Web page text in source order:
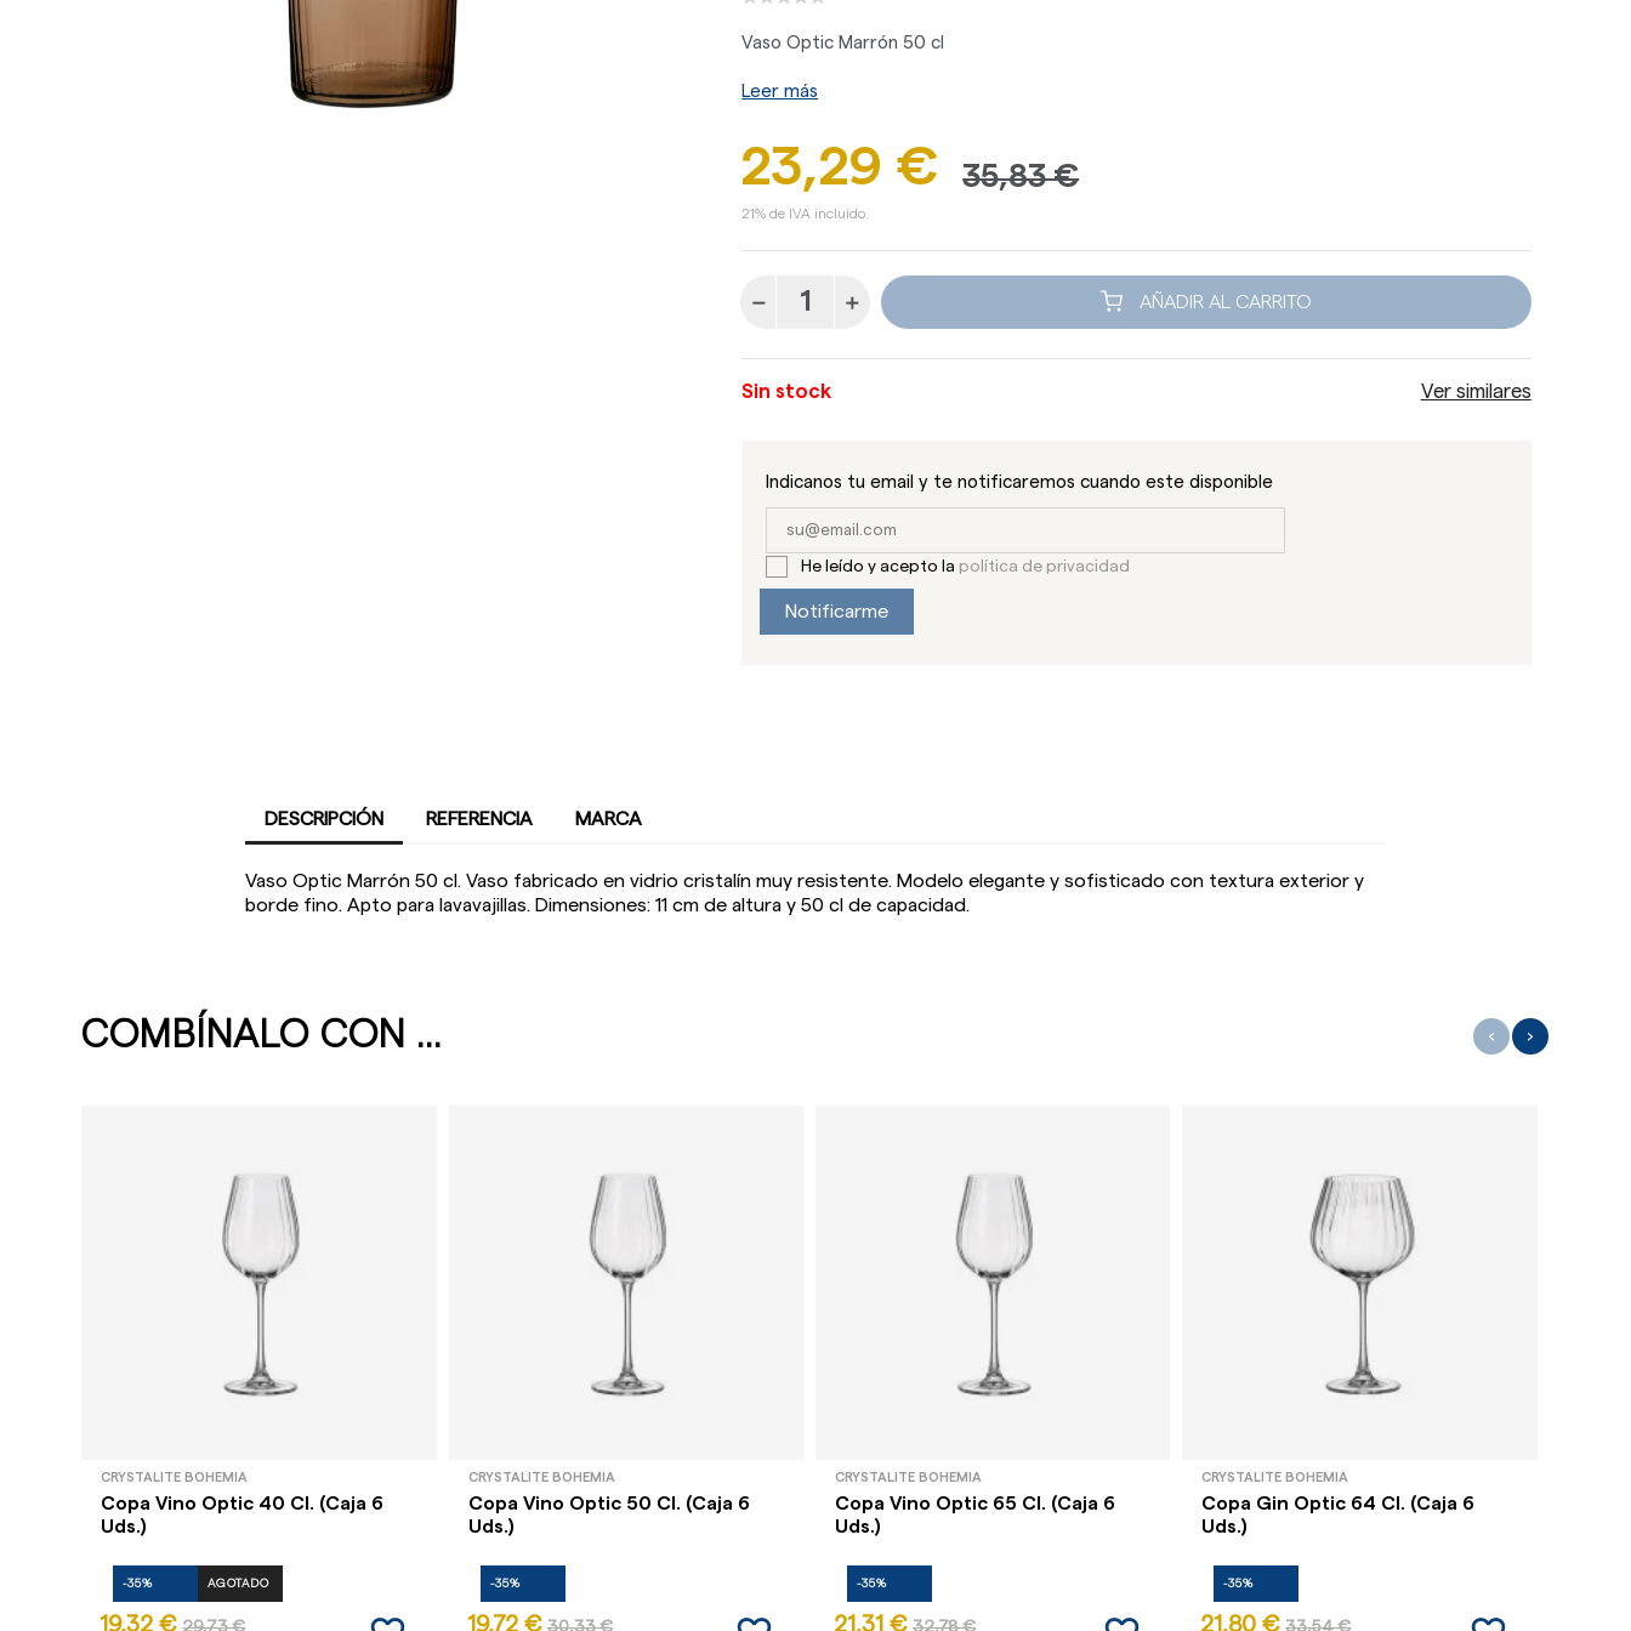
Vaso Optic Marrón 50 cl
Leer más
23,29 € 35,83 €
21% de IVA incluido.
AÑADIR AL CARRITO
Sin stock Ver similares
Indicanos tu email y te notificaremos cuando este disponible
He leído y acepto la política de privacidad
Notificarme
DESCRIPCIÓN REFERENCIA MARCA
Vaso Optic Marrón 50 cl. Vaso fabricado en vidrio cristalín muy resistente. Modelo elegante y sofisticado con textura exterior y
borde fino. Apto para lavavajillas. Dimensiones: 11 cm de altura y 50 cl de capacidad.
COMBÍNALO CON ...
CRYSTALITE BOHEMIA
Copa Vino Optic 40 Cl. (Caja 6
Uds.)
-35% AGOTADO
19,32 € 29,73 €
CRYSTALITE BOHEMIA
Copa Vino Optic 50 Cl. (Caja 6
Uds.)
-35%
19,72 € 30,33 €
CRYSTALITE BOHEMIA
Copa Vino Optic 65 Cl. (Caja 6
Uds.)
-35%
21,31 € 32,78 €
CRYSTALITE BOHEMIA
Copa Gin Optic 64 Cl. (Caja 6
Uds.)
-35%
21,80 € 33,54 €
‹ ›